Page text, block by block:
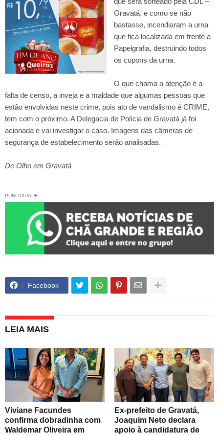
Gravatá, e como se não
bastasse, incendiaram a urna
que fica localizada em frente a
Papelgrafia, destruindo todos
os cupons da urna.
O que chama a atenção é a
falta de censo, a inveja e a maldade que algumas pessoas que
estão envolvidas neste crime, pois ato de vandalismo é CRIME,
tem com o próximo. A Delegacia de Polícia de Gravatá já foi
acionada e vai investigar o caso. Imagens das câmeras de
segurança de estabelecimento serão analisadas.
De Olho em Gravatá
PUBLICIDADE
Facebook
LEIA MAIS
Viviane Facundes
confirma dobradinha com
Waldemar Oliveira em
Ex-prefeito de Gravatá,
Joaquim Neto declara
apoio à candidatura de